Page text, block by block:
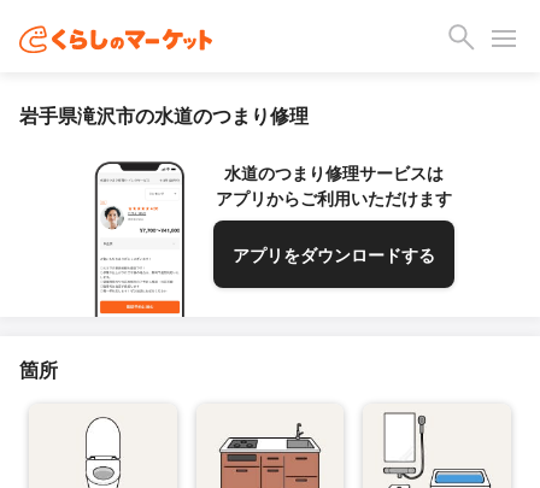
岩手県滝沢市の水道のつまり修理
水道のつまり修理サービスは
アプリからご利用いただけます
アプリをダウンロードする
箇所